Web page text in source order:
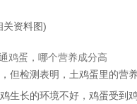
关资料图)
鸡蛋，哪个营养成分高
但检测表明，土鸡蛋里的营
生长的环境不好，鸡蛋受到